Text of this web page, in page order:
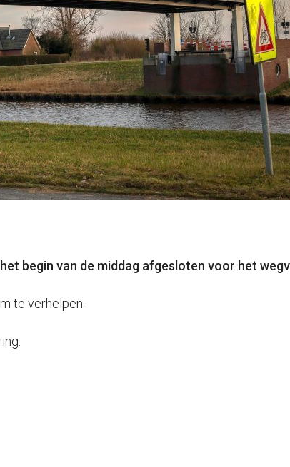
begin van de middag afgesloten voor het
te verhelpen.